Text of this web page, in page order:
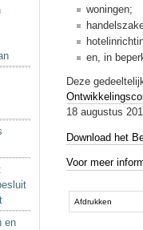
en
woningen;
en, in
Deze
18 augustus
Download het
Voor meer
acties
Afdrukken